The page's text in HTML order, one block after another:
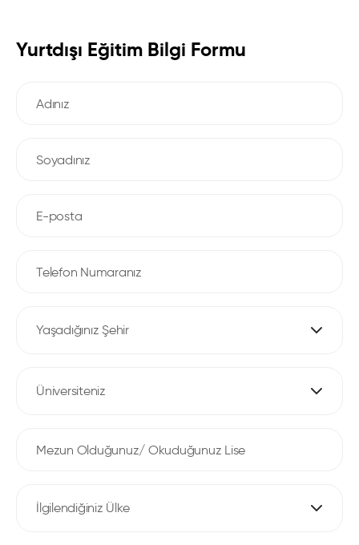
Yurtdışı Eğitim Bilgi Formu
Yaşadığınız Şehir
Üniversiteniz
İlgilendiğiniz Ülke